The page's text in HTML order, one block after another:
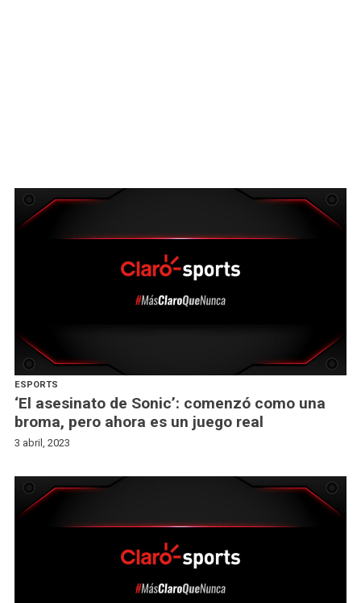
ESPORTS
‘El asesinato de Sonic’: comenzó como una
broma, pero ahora es un juego real
3 abril, 2023